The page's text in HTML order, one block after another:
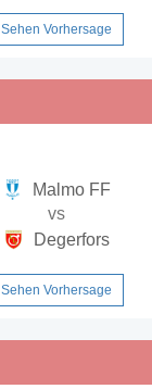
Sehen Vorhersage
Malmo FF
vs
Degerfors
Sehen Vorhersage